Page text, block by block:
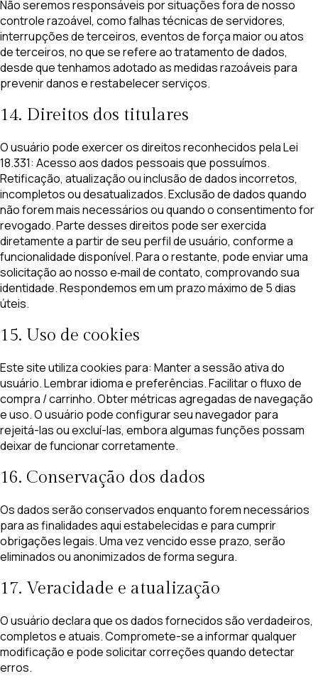
Não seremos responsáveis por situações fora de nosso
controle razoável, como falhas técnicas de servidores,
interrupções de terceiros, eventos de força maior ou atos
de terceiros, no que se refere ao tratamento de dados,
desde que tenhamos adotado as medidas razoáveis para
prevenir danos e restabelecer serviços.
14. Direitos dos titulares
O usuário pode exercer os direitos reconhecidos pela Lei
18.331: Acesso aos dados pessoais que possuímos.
Retificação, atualização ou inclusão de dados incorretos,
incompletos ou desatualizados. Exclusão de dados quando
não forem mais necessários ou quando o consentimento for
revogado. Parte desses direitos pode ser exercida
diretamente a partir de seu perfil de usuário, conforme a
funcionalidade disponível. Para o restante, pode enviar uma
solicitação ao nosso e‑mail de contato, comprovando sua
identidade. Respondemos em um prazo máximo de 5 dias
úteis.
15. Uso de cookies
Este site utiliza cookies para: Manter a sessão ativa do
usuário. Lembrar idioma e preferências. Facilitar o fluxo de
compra / carrinho. Obter métricas agregadas de navegação
e uso. O usuário pode configurar seu navegador para
rejeitá-las ou excluí-las, embora algumas funções possam
deixar de funcionar corretamente.
16. Conservação dos dados
Os dados serão conservados enquanto forem necessários
para as finalidades aqui estabelecidas e para cumprir
obrigações legais. Uma vez vencido esse prazo, serão
eliminados ou anonimizados de forma segura.
17. Veracidade e atualização
O usuário declara que os dados fornecidos são verdadeiros,
completos e atuais. Compromete-se a informar qualquer
modificação e pode solicitar correções quando detectar
erros.